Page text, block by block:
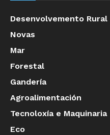
Desenvolvemento Rural
Novas
Mar
Forestal
Gandería
Agroalimentación
Tecnoloxía e Maquinaria
Eco